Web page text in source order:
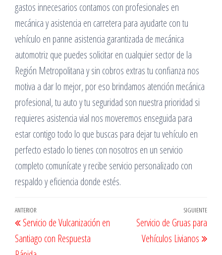
gastos innecesarios contamos con profesionales en
mecánica y asistencia en carretera para ayudarte con tu
vehículo en panne asistencia garantizada de mecánica
automotriz que puedes solicitar en cualquier sector de la
Región Metropolitana y sin cobros extras tu confianza nos
motiva a dar lo mejor, por eso brindamos atención mecánica
profesional, tu auto y tu seguridad son nuestra prioridad si
requieres asistencia vial nos moveremos enseguida para
estar contigo todo lo que buscas para dejar tu vehículo en
perfecto estado lo tienes con nosotros en un servicio
completo comunícate y recibe servicio personalizado con
respaldo y eficiencia donde estés.
Navegación
de
entradas
Entrada
anterior
ANTERIOR
Servicio de Vulcanización en
Santiago con Respuesta
SIGUIENTE
Servicio de Gruas para
Vehículos Livianos